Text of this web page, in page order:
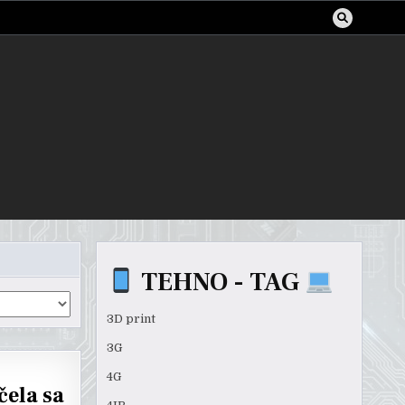
sa
TEHNO - TAG
3D print
3G
4G